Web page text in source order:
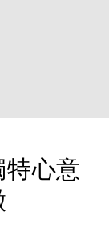
特心意